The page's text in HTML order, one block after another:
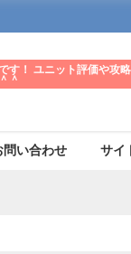
す！ ユニット評価や攻
＾
問い合わせ サイ